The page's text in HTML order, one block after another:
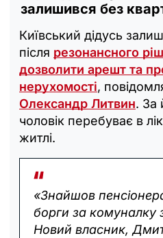
залишився без
Київський дідусь
після резонансного
дозволити арешт та
нерухомості,
Олександр Литвин. За
чоловік перебуває в
житлі.
«Знайшов
борги за комуналку
Новий власник,